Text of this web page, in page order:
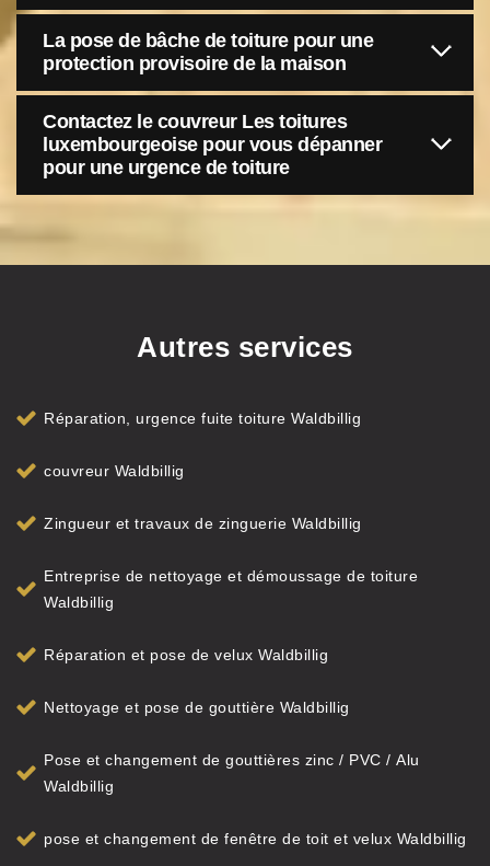
La pose de bâche de toiture pour une
protection provisoire de la maison
Contactez le couvreur Les toitures
luxembourgeoise pour vous dépanner
pour une urgence de toiture
Autres services
Réparation, urgence fuite toiture Waldbillig
couvreur Waldbillig
Zingueur et travaux de zinguerie Waldbillig
Entreprise de nettoyage et démoussage de toiture
Waldbillig
Réparation et pose de velux Waldbillig
Nettoyage et pose de gouttière Waldbillig
Pose et changement de gouttières zinc / PVC / Alu
Waldbillig
pose et changement de fenêtre de toit et velux Waldbillig